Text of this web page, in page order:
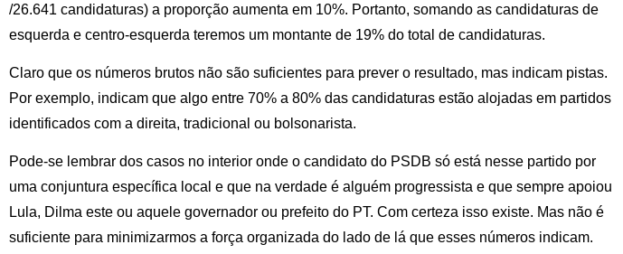
/26.641 candidaturas) a proporção aumenta em 10%. Portanto, somando as candidaturas de
esquerda e centro-esquerda teremos um montante de 19% do total de candidaturas.
Claro que os números brutos não são suficientes para prever o resultado, mas indicam pistas.
Por exemplo, indicam que algo entre 70% a 80% das candidaturas estão alojadas em partidos
identificados com a direita, tradicional ou bolsonarista.
Pode-se lembrar dos casos no interior onde o candidato do PSDB só está nesse partido por
uma conjuntura específica local e que na verdade é alguém progressista e que sempre apoiou
Lula, Dilma este ou aquele governador ou prefeito do PT. Com certeza isso existe. Mas não é
suficiente para minimizarmos a força organizada do lado de lá que esses números indicam.